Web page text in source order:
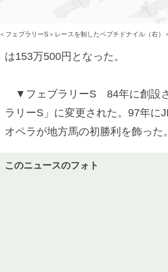
＜フェブラリーS＞レースを制したペプチドナイル（右
は153万500円となった。
▼フェブラリーS 84年に創設さ
ラリーS」に変更された。97年に
オペラが地方馬の初勝利を飾った。
このニュースのフォト